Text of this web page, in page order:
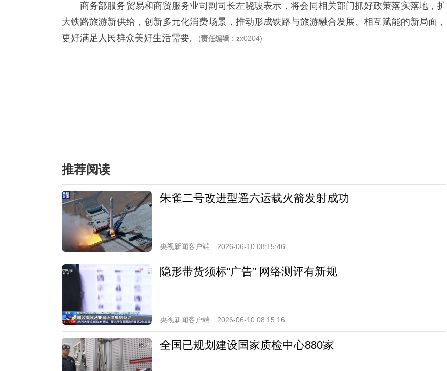
商务部服务贸易和商贸服务业司副司长左晓玻表示，将会同相关部门抓好政策落实落地，扩
大铁路旅游新供给，创新多元化消费场景，推动形成铁路与旅游融合发展、相互赋能的新局面，
更好满足人民群众美好生活需要。
(责任编辑 ：zx0204)
推荐阅读
朱雀二号改进型遥六运载火箭发射成功
央视新闻客户端 2026-06-10 08:15:46
隐形带货须标“广告” 网络测评有新规
央视新闻客户端 2026-06-10 08:15:16
全国已规划建设国家质检中心880家